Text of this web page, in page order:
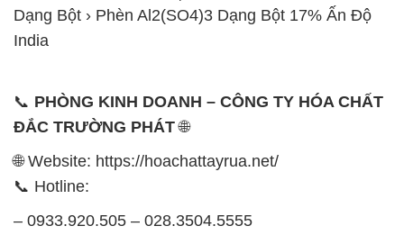
Dạng Bột › Phèn Al2(SO4)3 Dạng Bột 17% Ấn Độ
India
📞 PHÒNG KINH DOANH – CÔNG TY HÓA CHẤT
ĐẮC TRƯỜNG PHÁT🌐
🌐 Website: https://hoachattayrua.net/
📞 Hotline:
– 0933.920.505 – 028.3504.5555